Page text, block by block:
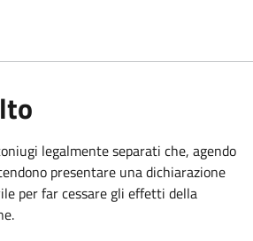
legalmente separati che, agendo
presentare una dichiarazione
per far cessare gli effetti della